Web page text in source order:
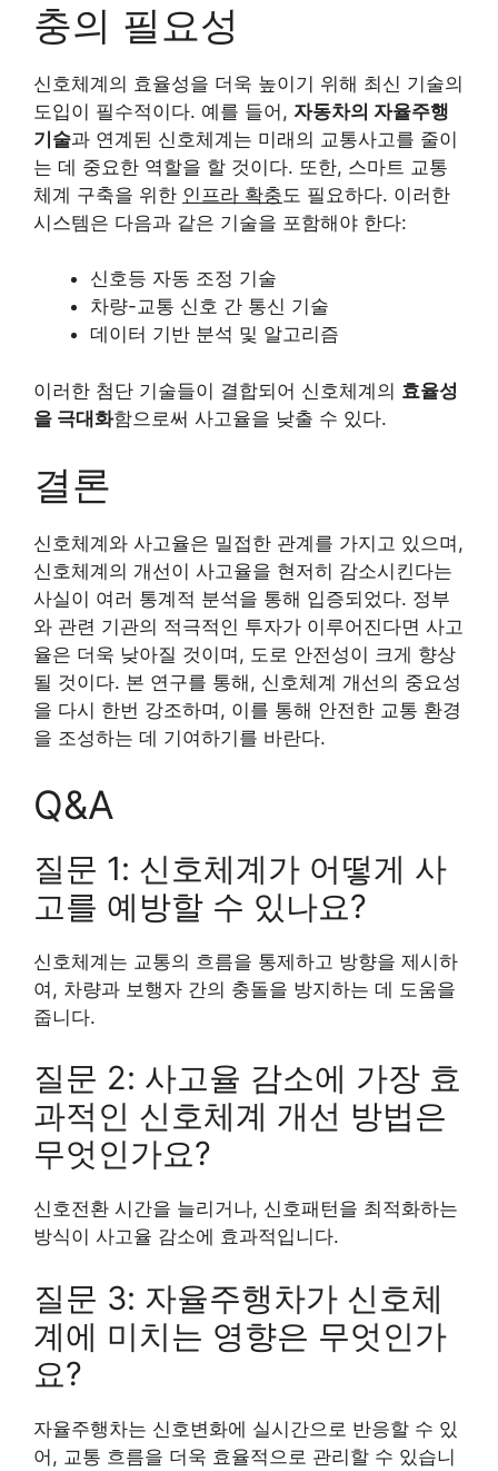
충의 필요성
신호체계의 효율성을 더욱 높이기 위해 최신 기술의
도입이 필수적이다. 예를 들어, 자동차의 자율주행
기술과 연계된 신호체계는 미래의 교통사고를 줄이
는 데 중요한 역할을 할 것이다. 또한, 스마트 교통
체계 구축을 위한 인프라 확충 도 필요하다. 이러한
시스템은 다음과 같은 기술을 포함해야 한다:
신호등 자동 조정 기술
차량-교통 신호 간 통신 기술
데이터 기반 분석 및 알고리즘
이러한 첨단 기술들이 결합되어 신호체계의 효율성
을 극대화함으로써 사고율을 낮출 수 있다.
결론
신호체계와 사고율은 밀접한 관계를 가지고 있으며,
신호체계의 개선이 사고율을 현저히 감소시킨다는
사실이 여러 통계적 분석을 통해 입증되었다. 정부
와 관련 기관의 적극적인 투자가 이루어진다면 사고
율은 더욱 낮아질 것이며, 도로 안전성이 크게 향상
될 것이다. 본 연구를 통해, 신호체계 개선의 중요성
을 다시 한번 강조하며, 이를 통해 안전한 교통 환경
을 조성하는 데 기여하기를 바란다.
Q&A
질문 1: 신호체계가 어떻게 사
고를 예방할 수 있나요?
신호체계는 교통의 흐름을 통제하고 방향을 제시하
여, 차량과 보행자 간의 충돌을 방지하는 데 도움을
줍니다.
질문 2: 사고율 감소에 가장 효
과적인 신호체계 개선 방법은
무엇인가요?
신호전환 시간을 늘리거나, 신호패턴을 최적화하는
방식이 사고율 감소에 효과적입니다.
질문 3: 자율주행차가 신호체
계에 미치는 영향은 무엇인가
요?
자율주행차는 신호변화에 실시간으로 반응할 수 있
어, 교통 흐름을 더욱 효율적으로 관리할 수 있습니